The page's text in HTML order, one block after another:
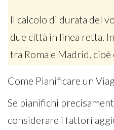
Il calcolo di durata del
due città in linea retta.
tra Roma e Madrid,
Come Pianificare un
Se pianifichi
considerare i fattori